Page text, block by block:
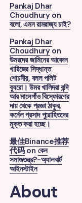
Pankaj Dhar
Choudhuryon
বলো, এমন রামরাজ্য চাই?
Pankaj Dhar
Choudhuryon
উমরদের জামিনের আবেদন
খারিজের সিদ্ধান্ত
শোচনীয়, বলল পলিট
ব্যুরো। উমর খালিদরা বন্দি
আর মালেগাঁও বিস্ফোরণের
দায় থেকে প্রজ্ঞা ঠাকুর,
কর্নেল প্রসাদ পুরোহিতদের
মুক্ত করা হচ্ছে।
最佳Binance推荐
代码on কেন
সমাজতন্ত্র?-অ্যালবার্ট
আইনস্টাইন
About